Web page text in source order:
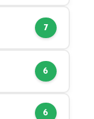
7
6
6